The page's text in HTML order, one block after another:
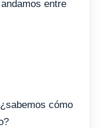
entre
cómo